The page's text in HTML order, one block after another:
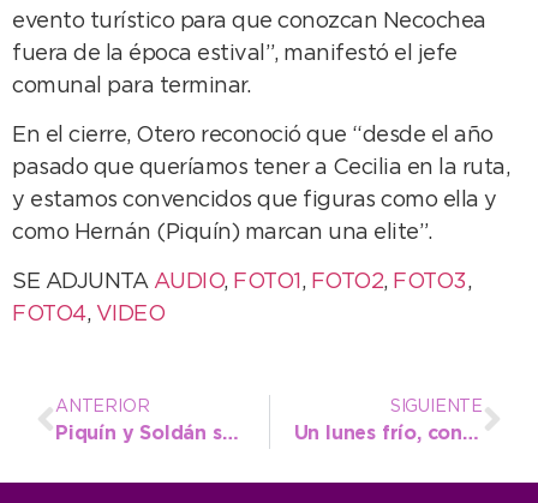
evento turístico para que conozcan Necochea
fuera de la época estival”, manifestó el jefe
comunal para terminar.
En el cierre, Otero reconoció que “desde el año
pasado que queríamos tener a Cecilia en la ruta,
y estamos convencidos que figuras como ella y
como Hernán (Piquín) marcan una elite”.
SE ADJUNTA AUDIO, FOTO1 , FOTO2, FOTO3,
FOTO4, VIDEO
ANTERIOR
Piquín y Soldán se llevaron los aplausos del masivo público en la gala de apertura de la Ruta del Tango 2018
SIGUIENTE
Un lunes frío, con tendencia a desmejorar